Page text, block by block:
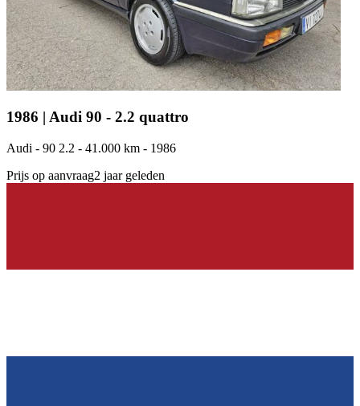
1986 | Audi 90 - 2.2 quattro
Audi - 90 2.2 - 41.000 km - 1986
Prijs op aanvraag2 jaar geleden